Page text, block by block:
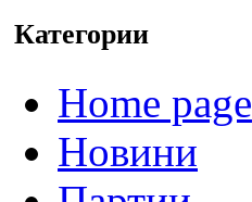
Категории
Home page
Новини